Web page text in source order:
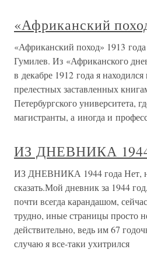
«Африканский
«Африканский поход» 1913
Гумилев. Из «Африканского
в декабре 1912 года я
прелестных заставленных
Петербургского университета,
магистранты, а иногда и
ИЗ ДНЕВНИКА
ИЗ ДНЕВНИКА 1944 года Нет,
сказать.Мой дневник за 1944
почти всегда карандашом,
трудно, иные страницы просто
действительно, ведь им 67
случаю я все-таки ухитрился